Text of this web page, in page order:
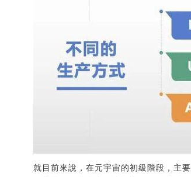
就目前來說，在元宇宙的初級階段，主